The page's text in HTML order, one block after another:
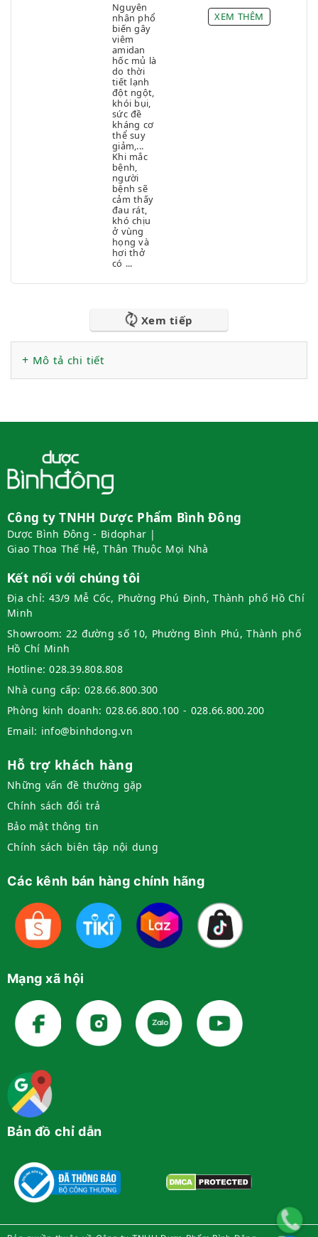
Nguyên
nhân phổ
biến gây
viêm
amidan
hốc mủ là
do thời
tiết lạnh
đột ngột,
khói bụi,
sức đề
kháng cơ
thể suy
giảm,...
Khi mắc
bệnh,
người
bệnh sẽ
cảm thấy
đau rát,
khó chịu
ở vùng
họng và
hơi thở
có ...
XEM THÊM
Xem tiếp
Mô tả chi tiết
Công ty TNHH Dược Phẩm Bình Đông
Dược Bình Đông - Bidophar |
Giao Thoa Thế Hệ, Thân Thuộc Mọi Nhà
Kết nối với chúng tôi
Địa chỉ: 43/9 Mễ Cốc, Phường Phú Định, Thành phố Hồ Chí
Minh
Showroom: 22 đường số 10, Phường Bình Phú, Thành phố
Hồ Chí Minh
Hotline: 028.39.808.808
Nhà cung cấp: 028.66.800.300
Phòng kinh doanh: 028.66.800.100 - 028.66.800.200
Email: info@binhdong.vn
Hỗ trợ khách hàng
Những vấn đề thường gặp
Chính sách đổi trả
Bảo mật thông tin
Chính sách biên tập nội dung
Các kênh bán hàng chính hãng
Mạng xã hội
Bản đồ chỉ dẫn